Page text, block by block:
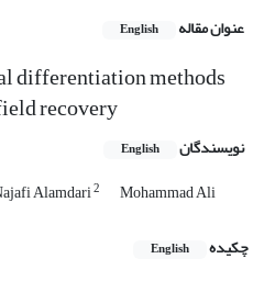
عنوان مقاله English
differentiation methods
recovery
نویسندگان English
Alamdari2 Mohammad Ali
چکیده English